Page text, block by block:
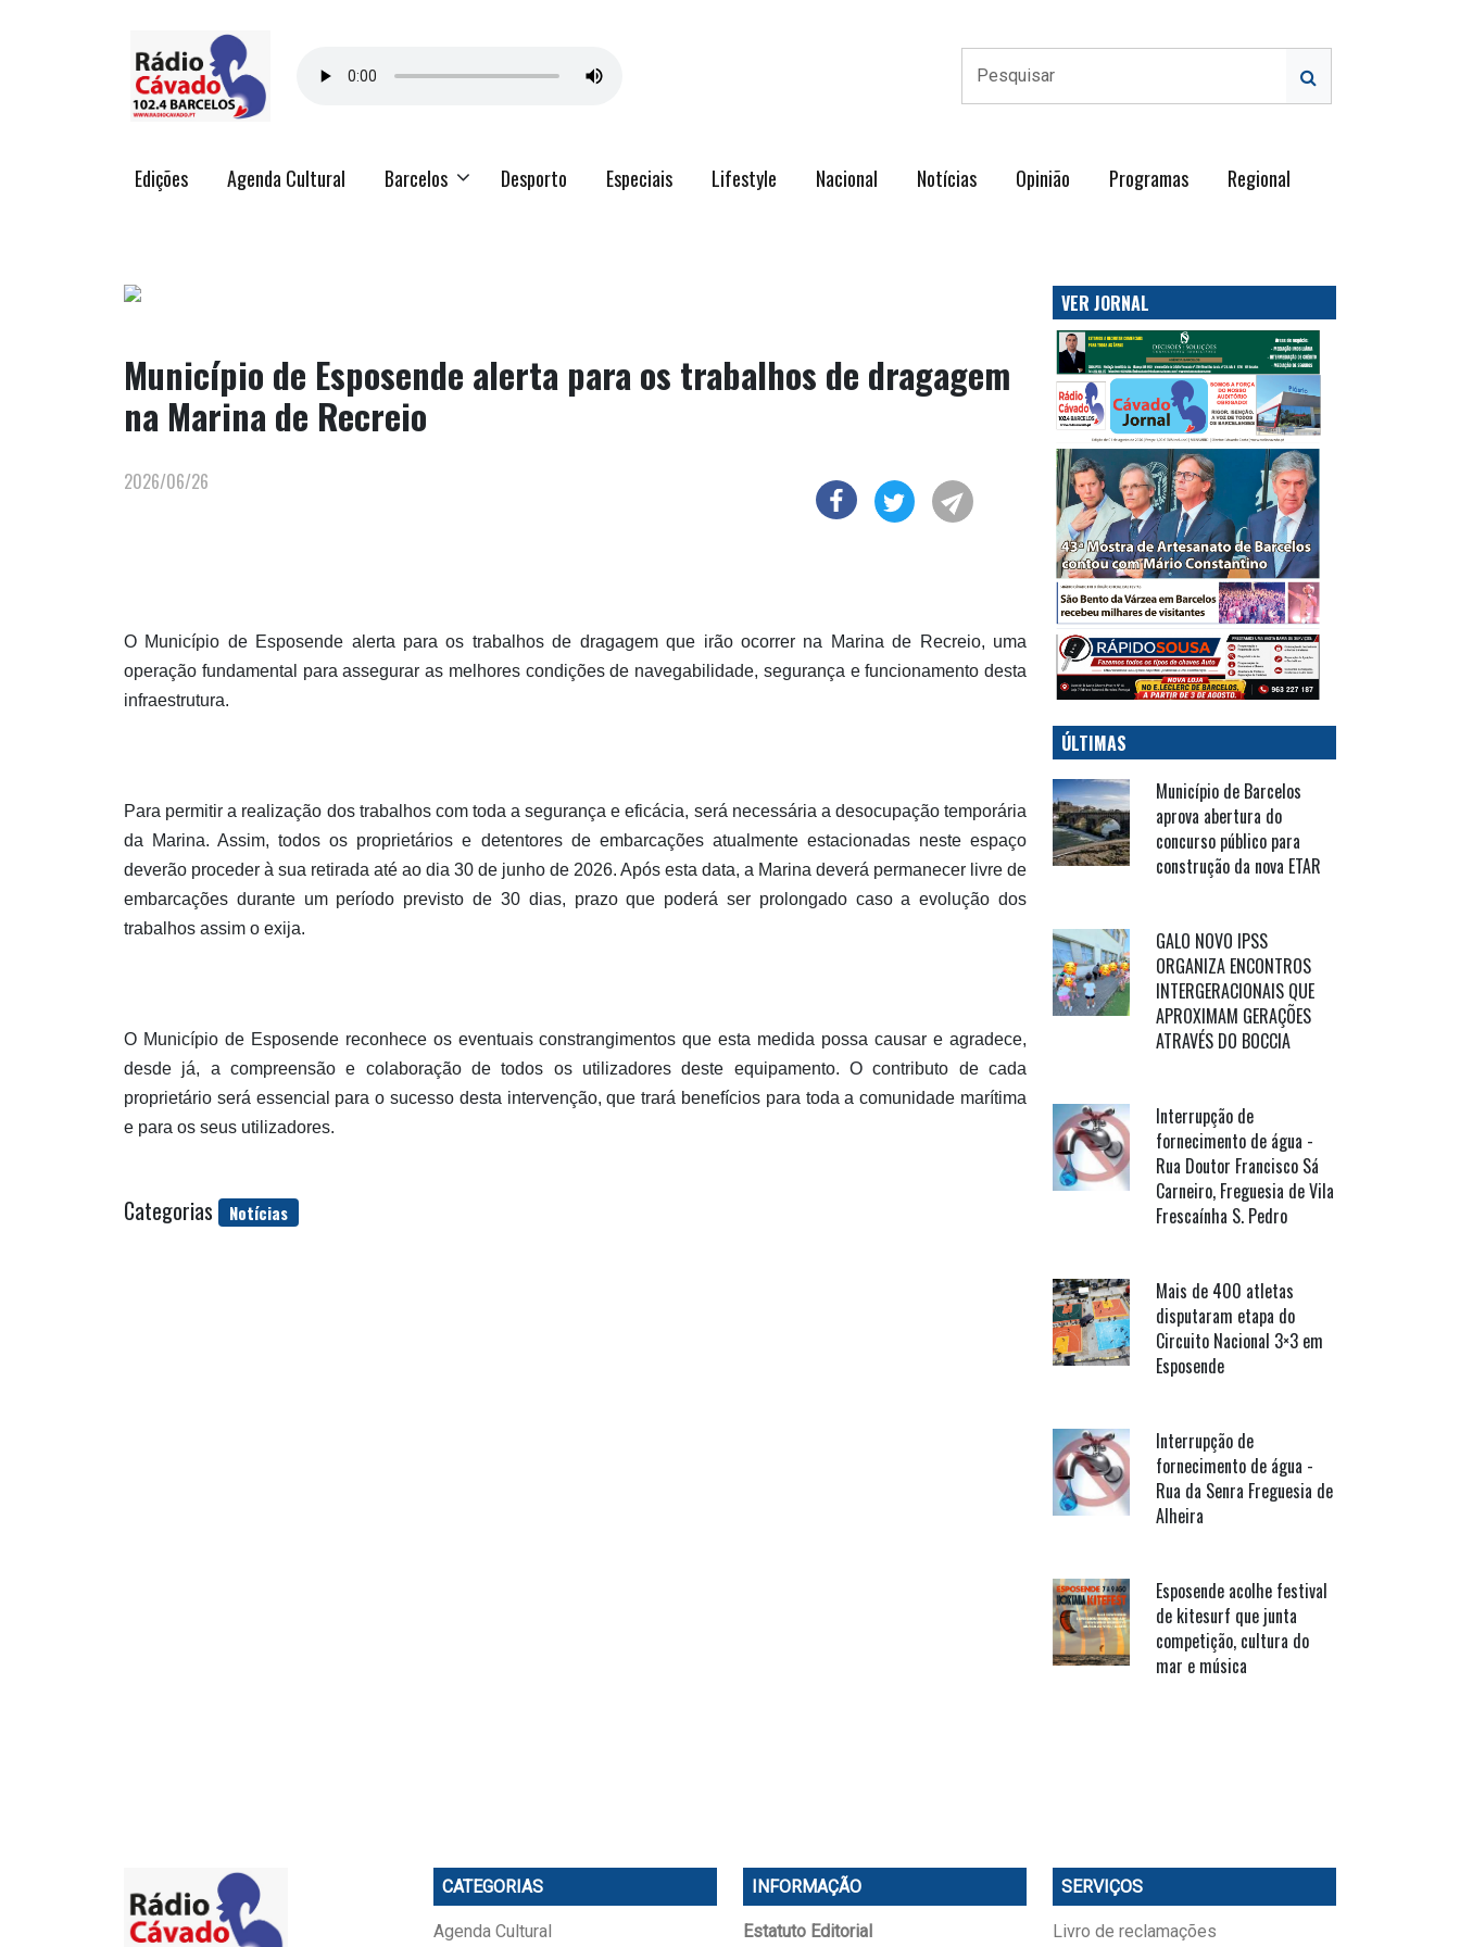
Edições Agenda Cultural Barcelos Desporto Especiais Lifestyle Nacional Notícias Opinião Programas Regional
Município de Esposende alerta para os trabalhos de dragagem
na Marina de Recreio
2026/06/26
O Município de Esposende alerta para os trabalhos de dragagem que irão ocorrer na Marina de Recreio, uma
operação fundamental para assegurar as melhores condições de navegabilidade, segurança e funcionamento desta
infraestrutura.
Para permitir a realização dos trabalhos com toda a segurança e eficácia, será necessária a desocupação temporária
da Marina. Assim, todos os proprietários e detentores de embarcações atualmente estacionadas neste espaço
deverão proceder à sua retirada até ao dia 30 de junho de 2026. Após esta data, a Marina deverá permanecer livre de
embarcações durante um período previsto de 30 dias, prazo que poderá ser prolongado caso a evolução dos
trabalhos assim o exija.
O Município de Esposende reconhece os eventuais constrangimentos que esta medida possa causar e agradece,
desde já, a compreensão e colaboração de todos os utilizadores deste equipamento. O contributo de cada
proprietário será essencial para o sucesso desta intervenção, que trará benefícios para toda a comunidade marítima
e para os seus utilizadores.
Categorias Notícias
VER JORNAL
ÚLTIMAS
Município de Barcelos
aprova abertura do
concurso público para
construção da nova ETAR
GALO NOVO IPSS
ORGANIZA ENCONTROS
INTERGERACIONAIS QUE
APROXIMAM GERAÇÕES
ATRAVÉS DO BOCCIA
Interrupção de
fornecimento de água -
Rua Doutor Francisco Sá
Carneiro, Freguesia de Vila
Frescaínha S. Pedro
Mais de 400 atletas
disputaram etapa do
Circuito Nacional 3×3 em
Esposende
Interrupção de
fornecimento de água -
Rua da Senra Freguesia de
Alheira
Esposende acolhe festival
de kitesurf que junta
competição, cultura do
mar e música
CATEGORIAS
Agenda Cultural
INFORMAÇÃO
Estatuto Editorial
SERVIÇOS
Livro de reclamações